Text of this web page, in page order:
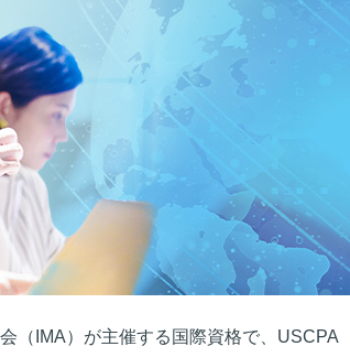
（IMA）が主催する国際資格で、USCPA